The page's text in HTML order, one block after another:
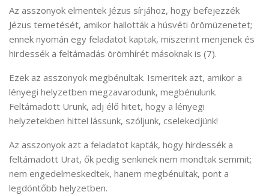
Az asszonyok elmentek Jézus sírjához, hogy befejezzék
Jézus temetését, amikor hallották a húsvéti örömüzenetet;
ennek nyomán egy feladatot kaptak, miszerint menjenek és
hirdessék a feltámadás örömhírét másoknak is (7).
Ezek az asszonyok megbénultak. Ismeritek azt, amikor a
lényegi helyzetben megzavarodunk, megbénulunk.
Feltámadott Urunk, adj élő hitet, hogy a lényegi
helyzetekben hittel lássunk, szóljunk, cselekedjünk!
Az asszonyok azt a feladatot kapták, hogy hirdessék a
feltámadott Urat, ők pedig senkinek nem mondtak semmit;
nem engedelmeskedtek, hanem megbénultak, pont a
legdöntőbb helyzetben.